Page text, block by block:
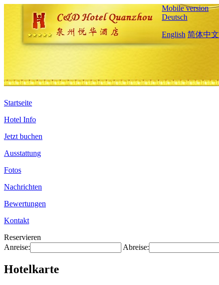
Mobile version
Deutsch
English 简体中文
Startseite
Hotel Info
Jetzt buchen
Ausstattung
Fotos
Nachrichten
Bewertungen
Kontakt
Reservieren
Anreise:
Abreise:
Hotelkarte